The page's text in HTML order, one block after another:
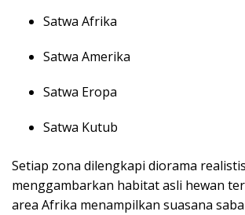
Satwa Afrika
Satwa Amerika
Satwa Eropa
Satwa Kutub
Setiap zona dilengkapi diorama
menggambarkan habitat asli hewan
area Afrika menampilkan suasana